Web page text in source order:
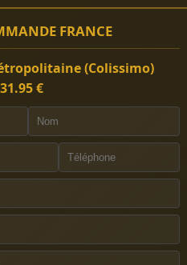
FRANCE
(Colissimo)
31.95 €